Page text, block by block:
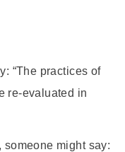
“The practices of
re-evaluated in
might say: